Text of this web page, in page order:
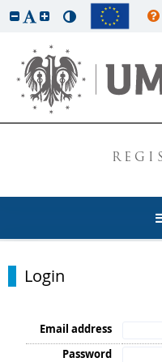
Login
Email address
Password